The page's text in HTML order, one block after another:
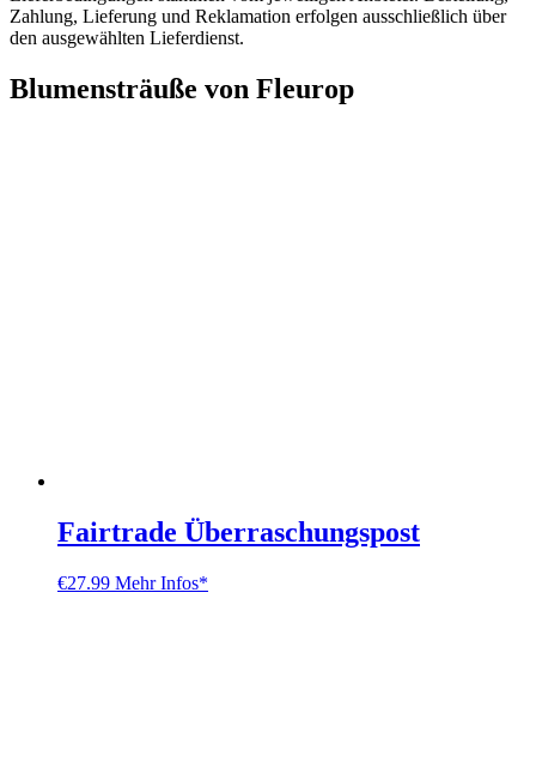
Zahlung, Lieferung und Reklamation erfolgen ausschließlich über
den ausgewählten Lieferdienst.
Blumensträuße von Fleurop
Fairtrade Überraschungspost
€27.99 Mehr Infos*